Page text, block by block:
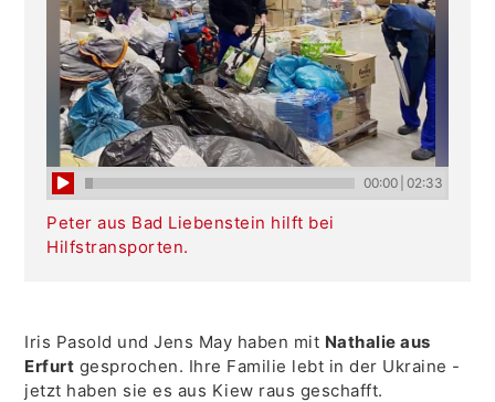
00:00 02:33
Peter aus Bad Liebenstein hilft bei
Hilfstransporten.
Iris Pasold und Jens May haben mit Nathalie aus
Erfurt gesprochen. Ihre Familie lebt in der Ukraine -
jetzt haben sie es aus Kiew raus geschafft.